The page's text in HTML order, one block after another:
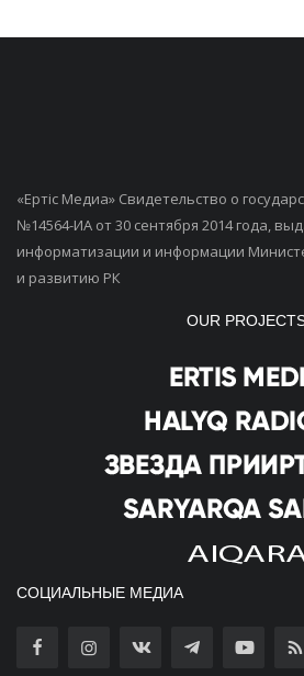
«Ертiс Медиа» Свидетельство о
№14564-ИА от 30 сентября 2014 года,
информатизации и информации
и развитию РК
OUR
СОЦИАЛЬНЫЕ МЕДИА